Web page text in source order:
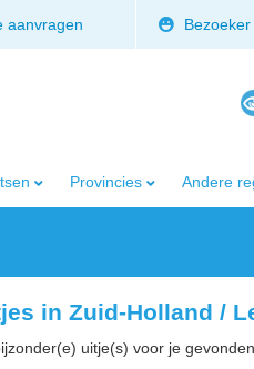
aanvragen Bezoeker
Provincies Andere
in Zuid-Holland /
uitje(s) voor je